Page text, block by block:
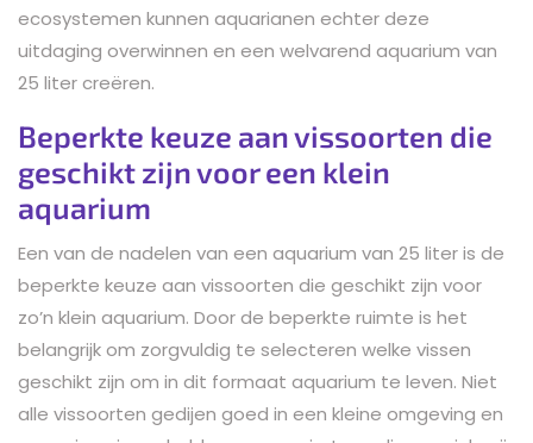
ecosystemen kunnen aquarianen echter deze
uitdaging overwinnen en een welvarend aquarium van
25 liter creëren.
Beperkte keuze aan vissoorten die
geschikt zijn voor een klein
aquarium
Een van de nadelen van een aquarium van 25 liter is de
beperkte keuze aan vissoorten die geschikt zijn voor
zo’n klein aquarium. Door de beperkte ruimte is het
belangrijk om zorgvuldig te selecteren welke vissen
geschikt zijn om in dit formaat aquarium te leven. Niet
alle vissoorten gedijen goed in een kleine omgeving en